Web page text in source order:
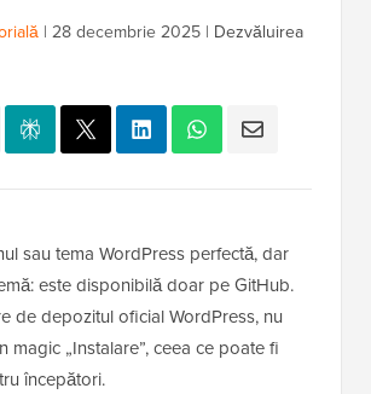
| 28 decembrie 2025 | Dezvăluirea
sau tema WordPress perfectă, dar
este disponibilă doar pe GitHub.
de depozitul oficial WordPress, nu
magic „Instalare”, ceea ce poate fi
începători.